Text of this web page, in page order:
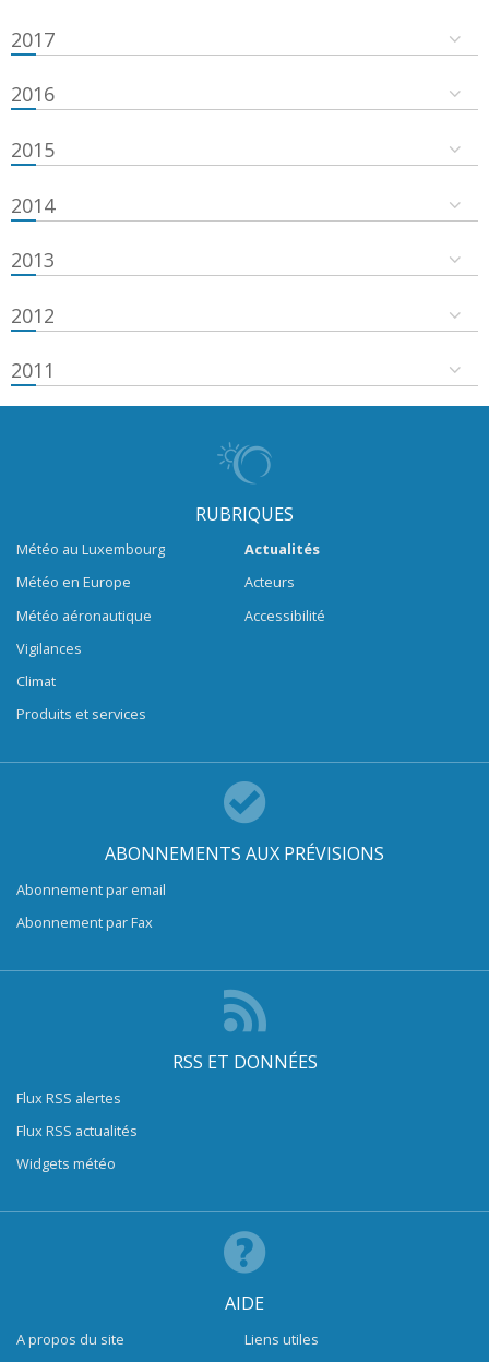
2017
2016
2015
2014
2013
2012
2011
RUBRIQUES
Météo au Luxembourg
Météo en Europe
Météo aéronautique
Vigilances
Climat
Produits et services
Actualités
Acteurs
Accessibilité
ABONNEMENTS AUX PRÉVISIONS
Abonnement par email
Abonnement par Fax
RSS ET DONNÉES
Flux RSS alertes
Flux RSS actualités
Widgets météo
AIDE
A propos du site
Liens utiles